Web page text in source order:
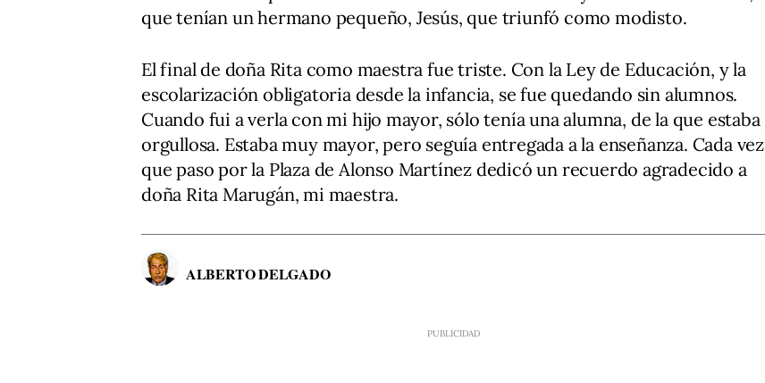
que tenían un hermano pequeño, Jesús, que triunfó como modisto.
El final de doña Rita como maestra fue triste. Con la Ley de Educación, y la
escolarización obligatoria desde la infancia, se fue quedando sin alumnos.
Cuando fui a verla con mi hijo mayor, sólo tenía una alumna, de la que estaba
orgullosa. Estaba muy mayor, pero seguía entregada a la enseñanza. Cada vez
que paso por la Plaza de Alonso Martínez dedicó un recuerdo agradecido a
doña Rita Marugán, mi maestra.
ALBERTO DELGADO